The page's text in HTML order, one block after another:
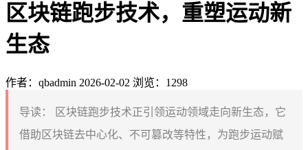
区块链跑步技术，重塑运动新
生态
作者：qbadmin 2026-02-02 浏览：1298
导读：
区块链跑步技术正引领运动领域走向新生态，它
借助区块链去中心化、不可篡改等特性，为跑步运动赋